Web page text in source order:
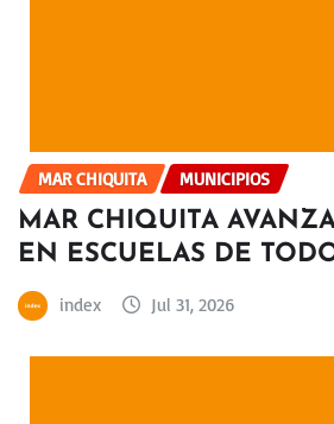
MAR CHIQUITA MUNICIPIOS
MAR CHIQUITA
EN ESCUELAS DE
index Jul 31, 2026